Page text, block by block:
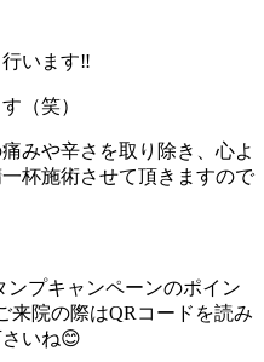
います‼️
（笑）
みや辛さを取り除き、心よ
杯施術させて頂きますので
プキャンペーンのポイン
来院の際はQRコードを読み
いね😊